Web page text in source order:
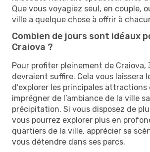
Que vous voyagiez seul, en couple,
ville a quelque chose à offrir à
Combien de jours sont idéaux
Craiova ?
Pour profiter pleinement de Craiova,
devraient suffire. Cela vous laissera
d’explorer les principales attractions
imprégner de l’ambiance de la ville
précipitation. Si vous disposez de
vous pourrez explorer plus en
quartiers de la ville, apprécier sa
vous détendre dans ses parcs.